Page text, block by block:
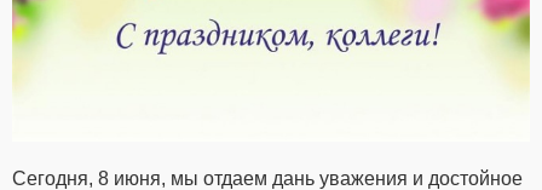
Сегодня, 8 июня, мы отдаем дань уважения и достойное